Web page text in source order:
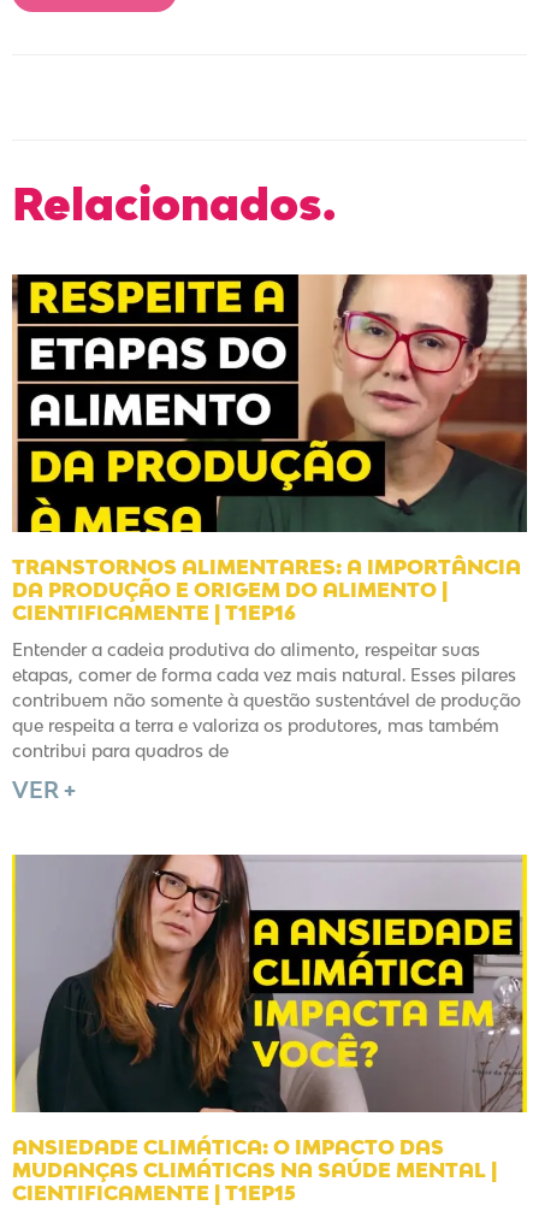
Relacionados.
TRANSTORNOS ALIMENTARES: A IMPORTÂNCIA
DA PRODUÇÃO E ORIGEM DO ALIMENTO |
CIENTIFICAMENTE | T1EP16
Entender a cadeia produtiva do alimento, respeitar suas
etapas, comer de forma cada vez mais natural. Esses pilares
contribuem não somente à questão sustentável de produção
que respeita a terra e valoriza os produtores, mas também
contribui para quadros de
VER +
ANSIEDADE CLIMÁTICA: O IMPACTO DAS
MUDANÇAS CLIMÁTICAS NA SAÚDE MENTAL |
CIENTIFICAMENTE | T1EP15